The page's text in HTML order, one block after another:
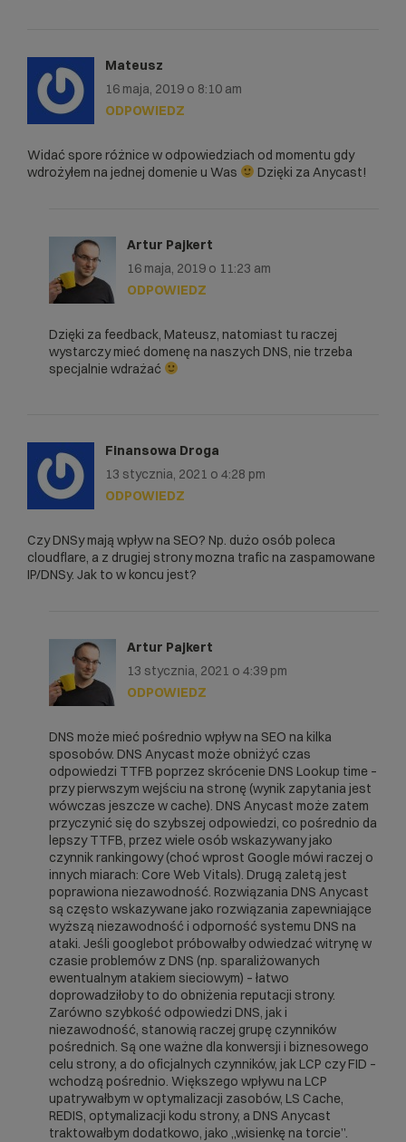
Mateusz
16 maja, 2019 o 8:10 am
Widać spore różnice w odpowiedziach od momentu gdy
wdrożyłem na jednej domenie u Was
Dzięki za Anycast!
ODPOWIEDZ
Artur Pajkert
16 maja, 2019 o 11:23 am
Dzięki za feedback, Mateusz, natomiast tu raczej
wystarczy mieć domenę na naszych DNS, nie trzeba
specjalnie wdrażać
ODPOWIEDZ
Finansowa Droga
13 stycznia, 2021 o 4:28 pm
Czy DNSy mają wpływ na SEO? Np. dużo osób poleca
cloudflare, a z drugiej strony mozna trafic na zaspamowane
IP/DNSy. Jak to w koncu jest?
ODPOWIEDZ
Artur Pajkert
13 stycznia, 2021 o 4:39 pm
DNS może mieć pośrednio wpływ na SEO na kilka
sposobów. DNS Anycast może obniżyć czas
odpowiedzi TTFB poprzez skrócenie DNS Lookup time –
przy pierwszym wejściu na stronę (wynik zapytania jest
wówczas jeszcze w cache). DNS Anycast może zatem
przyczynić się do szybszej odpowiedzi, co pośrednio da
lepszy TTFB, przez wiele osób wskazywany jako
czynnik rankingowy (choć wprost Google mówi raczej o
innych miarach: Core Web Vitals). Drugą zaletą jest
poprawiona niezawodność. Rozwiązania DNS Anycast
są często wskazywane jako rozwiązania zapewniające
wyższą niezawodność i odporność systemu DNS na
ataki. Jeśli googlebot próbowałby odwiedzać witrynę w
czasie problemów z DNS (np. sparaliżowanych
ewentualnym atakiem sieciowym) – łatwo
doprowadziłoby to do obniżenia reputacji strony.
Zarówno szybkość odpowiedzi DNS, jak i
niezawodność, stanowią raczej grupę czynników
pośrednich. Są one ważne dla konwersji i biznesowego
celu strony, a do oficjalnych czynników, jak LCP czy FID –
wchodzą pośrednio. Większego wpływu na LCP
upatrywałbym w optymalizacji zasobów, LS Cache,
REDIS, optymalizacji kodu strony, a DNS Anycast
traktowałbym dodatkowo, jako „wisienkę na torcie”.
ODPOWIEDZ